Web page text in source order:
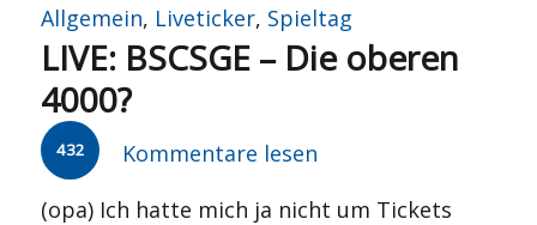
am
Allgemein, Liveticker, Spieltag
LIVE: BSCSGE – Die oberen
4000?
432
Kommentare lesen
(opa) Ich hatte mich ja nicht um Tickets